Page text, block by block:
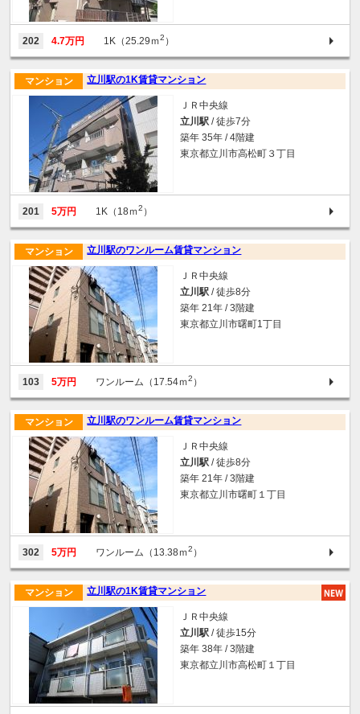
202 4.7万円 1K（25.29ｍ2 ）
立川駅の1K賃貸マンション
マンション
ＪＲ中央線
立川駅 / 徒歩7分
築年 35年 / 4階建
東京都立川市高松町３丁目
201 5万円 1K（18ｍ2 ）
立川駅のワンルーム賃貸マンション
マンション
ＪＲ中央線
立川駅 / 徒歩8分
築年 21年 / 3階建
東京都立川市曙町1丁目
103 5万円 ワンルーム（17.54ｍ2 ）
立川駅のワンルーム賃貸マンション
マンション
ＪＲ中央線
立川駅 / 徒歩8分
築年 21年 / 3階建
東京都立川市曙町１丁目
302 5万円 ワンルーム（13.38ｍ2 ）
立川駅の1K賃貸マンション
マンション
ＪＲ中央線
立川駅 / 徒歩15分
築年 38年 / 3階建
東京都立川市高松町１丁目